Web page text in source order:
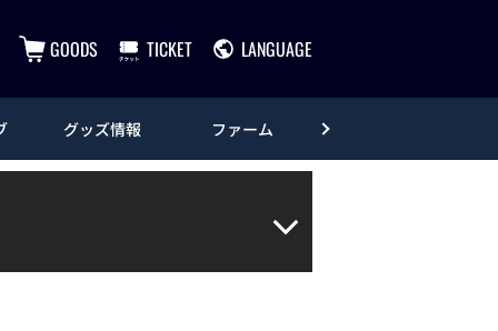
GOODS TICKET LANGUAGE
グッズ情報 ファーム